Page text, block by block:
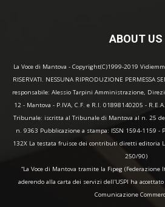
ABOUT US
La Voce di Mantova - Copyright(C)1999-2019
RISERVATI. NESSUNA RIPRODUZIONE PERMESSA
responsabile: Alessio Tarpini Amministrazione,
12 - Mantova - P.IVA, C.F. e R.I. 01898140205 -
Tribunale: iscritta al Tribunale di Mantova al n. 25
n. 9363 Pubblicazione a stampa: ISSN 1594-1159 -
132X La testata fruisce dei contributi diretti editoria
250/90)
“La Voce di Mantova tramite la Fipeg
aderendo alla carta dei servizi dell'USPI ha
Comunicazione